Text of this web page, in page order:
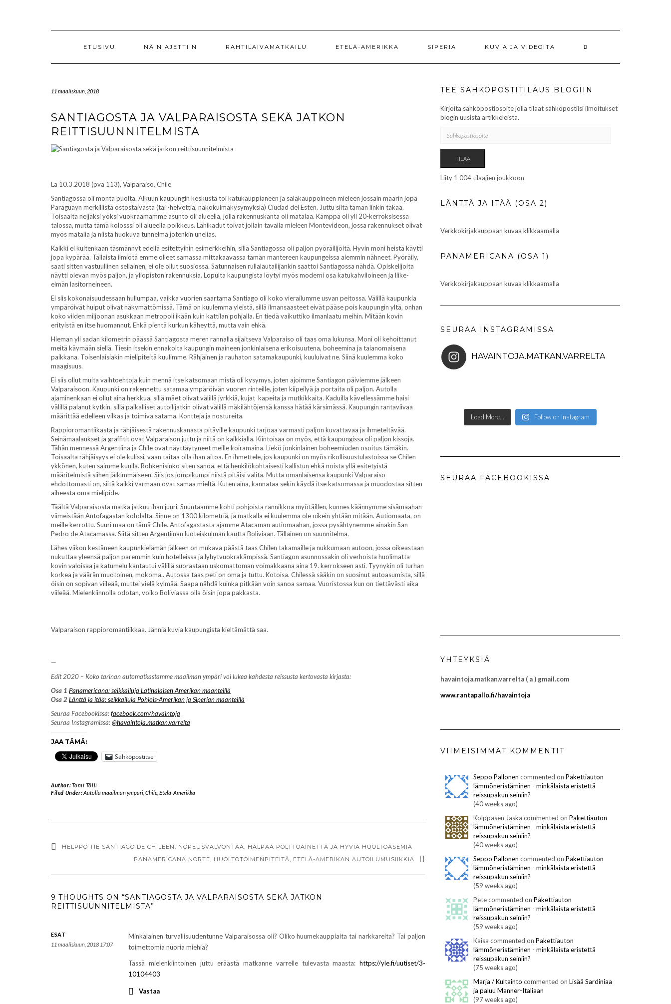
ETUSIVU NÄIN AJETTIIN RAHTILAIVAMATKAILU ETELÄ-AMERIKKA SIPERIA KUVIA JA VIDEOITA
11 maaliskuun, 2018
SANTIAGOSTA JA VALPARAISOSTA SEKÄ JATKON
REITTISUUNNITELMISTA
La 10.3.2018 (pvä 113), Valparaiso, Chile
Santiagossa oli monta puolta. Alkuun kaupungin keskusta toi katukauppianeen ja säläkauppoineen mieleen jossain määrin jopa
Paraguayn merkillistä ostostaivasta (tai -helvettiä, näkökulmakysymyksiä) Ciudad del Esten. Juttu siitä tämän linkin takaa.
Toisaalta neljäksi yöksi vuokraamamme asunto oli alueella, jolla rakennuskanta oli matalaa. Kämppä oli yli 20-kerroksisessa
talossa, mutta tämä kolosssi oli alueella poikkeus. Lähikadut toivat jollain tavalla mieleen Montevideon, jossa rakennukset olivat
myös matalia ja niistä huokuva tunnelma jotenkin unelias.
Kaikki ei kuitenkaan täsmännyt edellä esitettyihin esimerkkeihin, sillä Santiagossa oli paljon pyöräilijöitä. Hyvin moni heistä käytti
jopa kypärää. Tällaista ilmiötä emme olleet samassa mittakaavassa tämän mantereen kaupungeissa aiemmin nähneet. Pyöräily,
saati sitten vastuullinen sellainen, ei ole ollut suosiossa. Satunnaisen rullalautailijankin saattoi Santiagossa nähdä. Opiskelijoita
näytti olevan myös paljon, ja yliopiston rakennuksia. Lopulta kaupungista löytyi myös moderni osa katukahviloineen ja liike-
elmän lasitorneineen.
Ei siis kokonaisuudessaan hullumpaa, vaikka vuorien saartama Santiago oli koko vierailumme usvan peitossa. Välillä kaupunkia
ympäröivät huiput olivat näkymättömissä. Tämä on kuulemma yleistä, sillä ilmansaasteet eivät pääse pois kaupungin yltä, onhan
koko viiden miljoonan asukkaan metropoli ikään kuin kattilan pohjalla. En tiedä vaikuttiko ilmanlaatu meihin. Mitään kovin
erityistä en itse huomannut. Ehkä pientä kurkun käheyttä, mutta vain ehkä.
Hieman yli sadan kilometrin päässä Santiagosta meren rannalla sijaitseva Valparaiso oli taas oma lukunsa. Moni oli kehoittanut
meitä käymään siellä. Tiesin itsekin ennakolta kaupungin maineen jonkinlaisena erikoisuutena, boheemina ja taianomaisena
paikkana. Toisenlaisiakin mielipiteitä kuulimme. Rähjäinen ja rauhaton satamakaupunki, kuuluivat ne. Siinä kuulemma koko
maagisuus.
Ei siis ollut muita vaihtoehtoja kuin mennä itse katsomaan mistä oli kysymys, joten ajoimme Santiagon päiviemme jälkeen
Valparaisoon. Kaupunki on rakennettu satamaa ympäröivän vuoren rinteille, joten kiipeilyä ja portaita oli paljon. Autolla
ajaminenkaan ei ollut aina herkkua, sillä mäet olivat välillä jyrkkiä, kujat kapeita ja mutkikkaita. Kaduilla kävellessämme haisi
välillä palanut kytkin, sillä paikalliset autoilijatkin olivat välillä mäkilähtöjensä kanssa hätää kärsimässä. Kaupungin rantaviivaa
määrittää edelleen vilkas ja toimiva satama. Kontteja ja nostureita.
Rappioromantiikasta ja rähjäisestä rakennuskanasta pitäville kaupunki tarjoaa varmasti paljon kuvattavaa ja ihmeteltävää.
Seinämaalaukset ja graffitit ovat Valparaison juttu ja niitä on kaikkialla. Kiintoisaa on myös, että kaupungissa oli paljon kissoja.
Tähän mennessä Argentiina ja Chile ovat näyttäytyneet meille koiramaina. Liekö jonkinlainen boheemiuden osoitus tämäkin.
Toisaalta rähjäisyys ei ole kulissi, vaan taitaa olla ihan aitoa. En ihmettele, jos kaupunki on myös rikollisuustulastoissa se Chilen
ykkönen, kuten saimme kuulla. Rohkenisinko siten sanoa, että henkilökohtaisesti kallistun ehkä noista yllä esitetyistä
määritelmistä siihen jälkimmäiseen. Siis jos jompikumpi niistä pitäisi valita. Mutta omanlaisensa kaupunki Valparaiso
ehdottomasti on, siitä kaikki varmaan ovat samaa mieltä. Kuten aina, kannataa sekin käydä itse katsomassa ja muodostaa sitten
aiheesta oma mielipide.
Täältä Valparaisosta matka jatkuu ihan juuri. Suuntaamme kohti pohjoista rannikkoa myötäillen, kunnes käännymme sisämaahan
viimeistään Antofagastan kohdalta. Sinne on 1300 kilometriä, ja matkalla ei kuulemma ole oikein yhtään mitään. Autiomaata, on
meille kerrottu. Suuri maa on tämä Chile. Antofagastasta ajamme Atacaman autiomaahan, jossa pysähtynemme ainakin San
Pedro de Atacamassa. Siitä sitten Argentiinan luoteiskulman kautta Boliviaan. Tällainen on suunnitelma.
Lähes viikon kestäneen kaupunkielämän jälkeen on mukava päästä taas Chilen takamaille ja nukkumaan autoon, jossa oikeastaan
nukuttaa yleensä paljon paremmin kuin hotelleissa ja lyhytvuokrakämpissä. Santiagon asunnossakin oli verhoista huolimatta
kovin valoisaa ja katumelu kantautui välillä suorastaan uskomattoman voimakkaana aina 19. kerrokseen asti. Tyynykin oli turhan
korkea ja väärän muotoinen, mokoma.. Autossa taas peti on oma ja tuttu. Kotoisa. Chilessä sääkin on suosinut autoasumista, sillä
öisin on sopivan viileää, muttei vielä kylmää. Saapa nähdä kuinka pitkään voin sanoa samaa. Vuoristossa kun on tiettävästi aika
viileää. Mielenkiinnolla odotan, voiko Boliviassa olla öisin jopa pakkasta.
Valparaison rappioromantiikkaa. Jänniä kuvia kaupungista kieltämättä saa.
—
Edit 2020 – Koko tarinan automatkastamme maailman ympäri voi lukea kahdesta reissusta kertovasta kirjasta:
Osa 1 Panamericana: seikkailuja Latinalaisen Amerikan maanteillä
Osa 2Länttä ja itää: seikkailuja Pohjois-Amerikan ja Siperian maanteillä
Seuraa Facebookissa:facebook.com/havaintoja
Seuraa Instagramissa:@havaintoja.matkan.varrelta
JAA TÄMÄ:
Sähköpostitse
Author:Tomi Tölli
Filed Under:Autolla maailman ympäri, Chile, Etelä-Amerikka
HELPPO TIE SANTIAGO DE CHILEEN, NOPEUSVALVONTAA, HALPAA POLTTOAINETTA JA HYVIÄ HUOLTOASEMIA
PANAMERICANA NORTE, HUOLTOTOIMENPITEITÄ, ETELÄ-AMERIKAN AUTOILUMUSIIKKIA
9 THOUGHTS ON “SANTIAGOSTA JA VALPARAISOSTA SEKÄ JATKON
REITTISUUNNITELMISTA”
ESAT
11 maaliskuun, 2018 17:07
Minkälainen turvallisuudentunne Valparaisossa oli? Oliko huumekauppiaita tai narkkareita? Tai paljon
toimettomia nuoria miehiä?
Tässä mielenkiintoinen juttu eräästä matkanne varrelle tulevasta maasta: https://yle.fi/uutiset/3-
10104403
Vastaa
TEE SÄHKÖPOSTITILAUS BLOGIIN
Kirjoita sähköpostiosoite jolla tilaat sähköpostiisi ilmoitukset
blogin uusista artikkeleista.
TILAA
Liity 1 004 tilaajien joukkoon
LÄNTTÄ JA ITÄÄ (OSA 2)
Verkkokirjakauppaan kuvaa klikkaamalla
PANAMERICANA (OSA 1)
Verkkokirjakauppaan kuvaa klikkaamalla
SEURAA INSTAGRAMISSA
HAVAINTOJA.MATKAN.VARRELTA
Load More... Follow on Instagram
SEURAA FACEBOOKISSA
YHTEYKSIÄ
havaintoja.matkan.varrelta ( a ) gmail.com
www.rantapallo.fi/havaintoja
VIIMEISIMMÄT KOMMENTIT
Seppo Pallonen commented on Pakettiauton
lämmöneristäminen - minkälaista eristettä
reissupakun seiniin?
(40 weeks ago)
Kolppasen Jaska commented on Pakettiauton
lämmöneristäminen - minkälaista eristettä
reissupakun seiniin?
(40 weeks ago)
Seppo Pallonen commented on Pakettiauton
lämmöneristäminen - minkälaista eristettä
reissupakun seiniin?
(59 weeks ago)
Pete commented on Pakettiauton
lämmöneristäminen - minkälaista eristettä
reissupakun seiniin?
(59 weeks ago)
Kaisa commented on Pakettiauton
lämmöneristäminen - minkälaista eristettä
reissupakun seiniin?
(75 weeks ago)
Marja / Kultainto commented on Lisää Sardiniaa
ja paluu Manner-Italiaan
(97 weeks ago)